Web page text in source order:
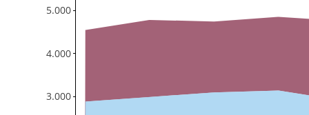
3.000
4.000
5.000